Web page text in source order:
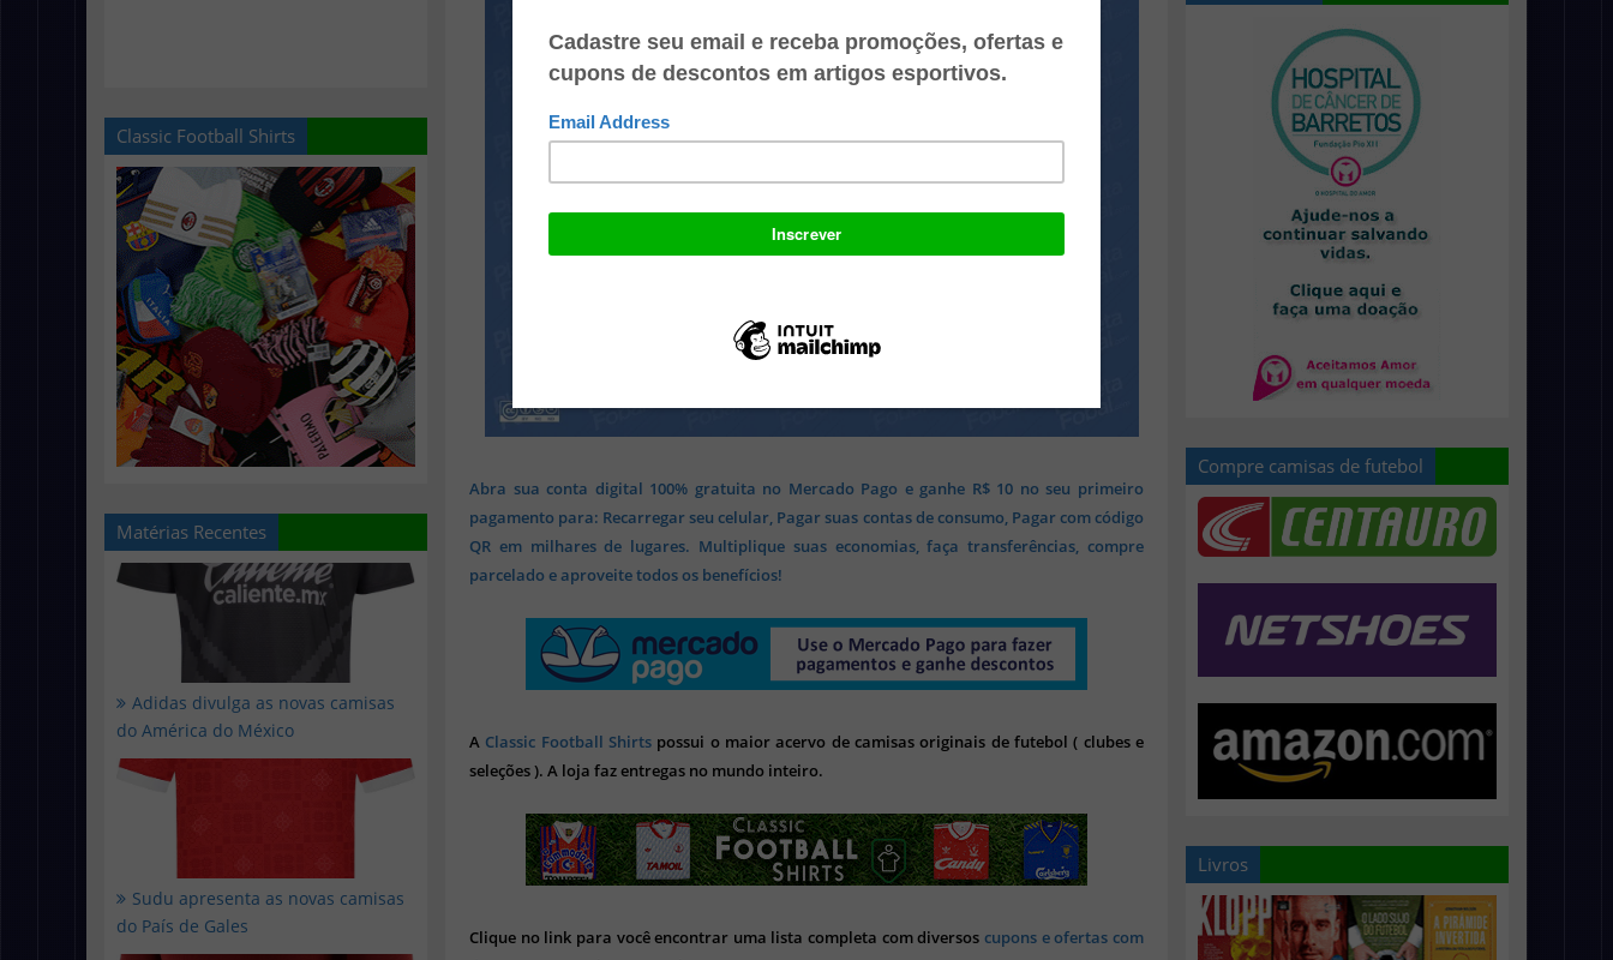
Classic Football Shirts
Matérias Recentes
Adidas divulga as novas camisas
do América do México
Sudu apresenta as novas camisas
do País de Gales
Abra sua conta digital 100% gratuita no Mercado Pago e ganhe R$ 10 no seu primeiro
pagamento para: Recarregar seu celular, Pagar suas contas de consumo, Pagar com código
QR em milhares de lugares. Multiplique suas economias, faça transferências, compre
parcelado e aproveite todos os benefícios!
A Classic Football Shirts possui o maior acervo de camisas originais de futebol ( clubes e
seleções ). A loja faz entregas no mundo inteiro.
Clique no link para você encontrar uma lista completa com diversoscupons e ofertas com
Compre camisas de futebol
Livros